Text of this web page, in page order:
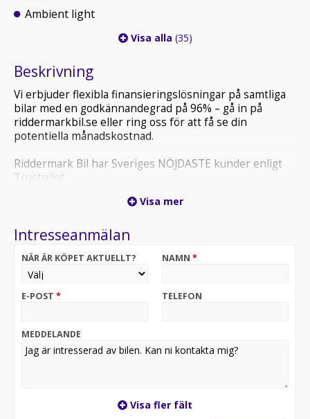
Ambient light
Visa alla (35)
Beskrivning
Vi erbjuder flexibla finansieringslösningar på samtliga
bilar med en godkännandegrad på 96% – gå in på
riddermarkbil.se eller ring oss för att få se din
potentiella månadskostnad.
Riddermark Bil har Sveriges NÖJDASTE kunder enligt
Trustpilot
hemleverans i hela Sverige!*
Volkswagen Tiguan 2.0 TDI 4Motion Elegance – stark
cockpit.
säkerställa att bilen finns i butiken, då den kan vara
Utrustning inkluderar:
- Elegance
- Active Info Display / Cockpit
- Dragkrok - infällbar
Visa mer
Intresseanmälan
NÄR ÄR KÖPET AKTUELLT? NAMN *
E-POST * TELEFON
MEDDELANDE
Visa fler fält